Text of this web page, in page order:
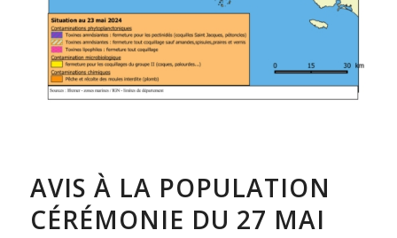
AVIS À LA POPULATION
CÉRÉMONIE DU 27 MAI